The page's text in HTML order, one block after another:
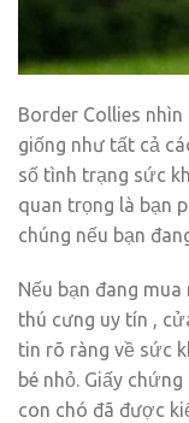
Border Collies
giống như tất cả
số tình trạng sức
quan trọng là bạn
chúng nếu bạn
Nếu bạn đang
thú cưng uy tín ,
tin rõ ràng về sức
bé nhỏ. Giấy
con chó đã được